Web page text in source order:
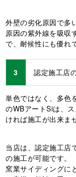
外壁の劣化原因で多
原因の紫外線を吸収
で、耐候性にも優れ
3 認定施工店
単色ではなく、多色
のWBアートSiは、
ければ施工が出来ま
当店は、認定施工店
の施工が可能です。
窯業サイディングに